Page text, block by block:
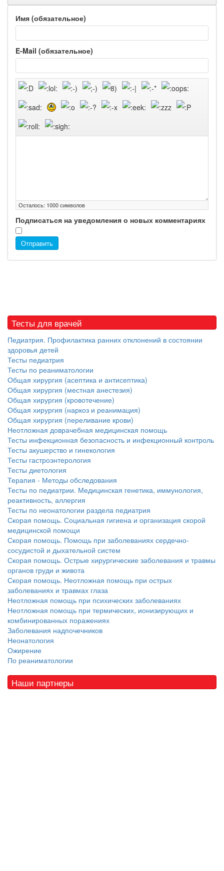
Имя (обязательное)
E-Mail (обязательное)
Осталось: 1000символов
Подписаться на уведомления о новых комментариях
Отправить
Тесты для врачей
Педиатрия. Профилактика ранних отклонений в состоянии
здоровья детей
Тесты педиатрия
Тесты по реаниматологии
Общая хирургия (асептика и антисептика)
Общая хирургия (местная анестезия)
Общая хирургия (кровотечение)
Общая хирургия (наркоз и реанимация)
Общая хирургия (переливание крови)
Неотложная доврачебная медицинская помощь
Тесты инфекционная безопасность и инфекционный контроль
Тесты акушерство и гинекология
Тесты гастроэнтерология
Тесты диетология
Терапия - Методы обследования
Тесты по педиатрии. Медицинская генетика, иммунология,
реактивность, аллергия
Тесты по неонатологии раздела педиатрия
Скорая помощь. Социальная гигиена и организация скорой
медицинской помощи
Скорая помощь. Помощь при заболеваниях сердечно-
сосудистой и дыхательной систем
Скорая помощь. Острые хирургические заболевания и травмы
органов груди и живота
Скорая помощь. Неотложная помощь при острых
заболеваниях и травмах глаза
Неотложная помощь при психических заболеваниях
Неотложная помощь при термических, ионизирующих и
комбинированных поражениях
Заболевания надпочечников
Неонатология
Ожирение
По реаниматологии
Наши партнеры